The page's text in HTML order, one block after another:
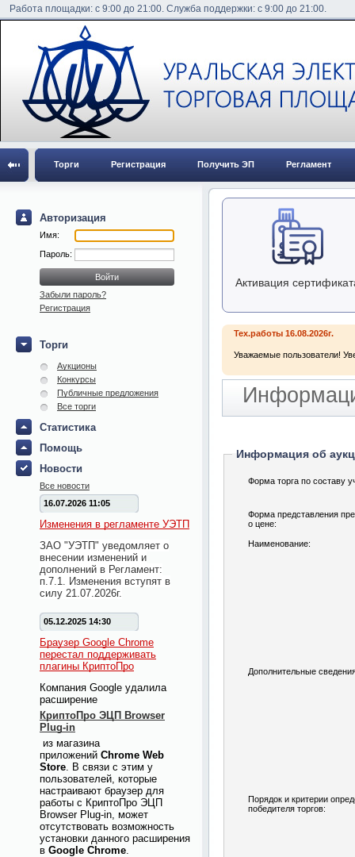
Работа площадки: с 9:00 до 21:00. Служба поддержки: с 9:00 до 21:00.
Торги Регистрация Получить ЭП Регламент
Авторизация
Имя:
Пароль:
Забыли пароль?
Регистрация
Торги
Аукционы
Конкурсы
Публичные предложения
Все торги
Статистика
Помощь
Новости
Все новости
16.07.2026 11:05
Изменения в регламенте УЭТП
ЗАО "УЭТП" уведомляет о
внесении изменений и
дополнений в Регламент:
п.7.1. Изменения вступят в
силу 21.07.2026г.
05.12.2025 14:30
Браузер Google Chrome
перестал поддерживать
плагины КриптоПро
Компания Google удалила
расширение
КриптоПро ЭЦП Browser
Plug-in
из магазина
приложений Chrome Web
Store. В связи с этим у
пользователей, которые
настраивают браузер для
работы с КриптоПро ЭЦП
Browser Plug-in, может
отсутствовать возможность
установки данного расширения
в Google Chrome.
Активация
Тех.работы 16.08.2026г.
Уважаемые пользователи!
Информация об
Форма торга по составу
Форма представления
о цене:
Наименование:
Дополнительные
Порядок и критерии
победителя торгов: